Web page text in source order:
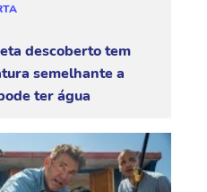
descoberto tem
semelhante a
ter água